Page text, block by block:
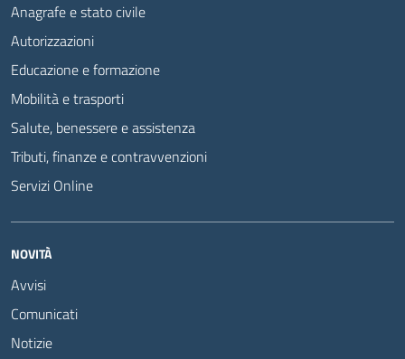
Anagrafe e stato civile
Autorizzazioni
Educazione e formazione
Mobilità e trasporti
Salute, benessere e assistenza
Tributi, finanze e contravvenzioni
Servizi Online
NOVITÀ
Avvisi
Comunicati
Notizie